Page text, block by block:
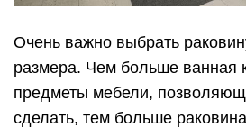
Очень важно выбрать
размера. Чем больше ванная
предметы мебели,
сделать, тем больше раковина